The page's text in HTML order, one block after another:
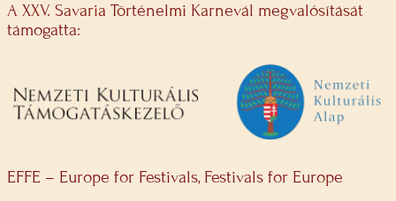
A XXV. Savaria Történelmi Karnevál megvalósítását
támogatta:
EFFE – Europe for Festivals, Festivals for Europe